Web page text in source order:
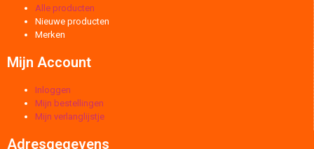
Alle producten
Nieuwe producten
Merken
Mijn Account
Inloggen
Mijn bestellingen
Mijn verlanglijstje
Adresgegevens